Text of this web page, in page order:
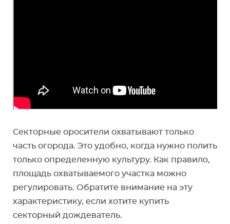
Секторные оросители охватывают только
часть огорода. Это удобно, когда нужно полить
только определенную культуру. Как правило,
площадь охватываемого участка можно
регулировать. Обратите внимание на эту
характеристику, если хотите купить
секторный дождеватель.